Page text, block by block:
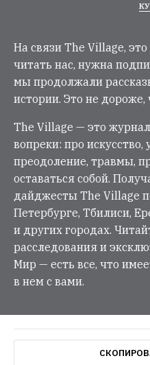
На связи The Village,
читать нас, нужна
мы продолжали
истории. Это не
The Village — это
вопреки: про
преодоление, травмы,
оставаться собой.
дайджесты The Village
Петербурге, Тбилиси,
и других городах.
расследования и
Мир — есть все, что
в нем с вами.